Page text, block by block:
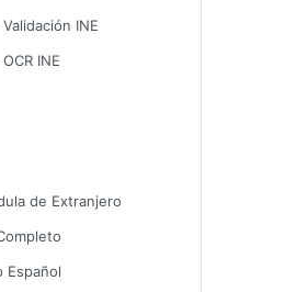
INE
INE
de Extranjero